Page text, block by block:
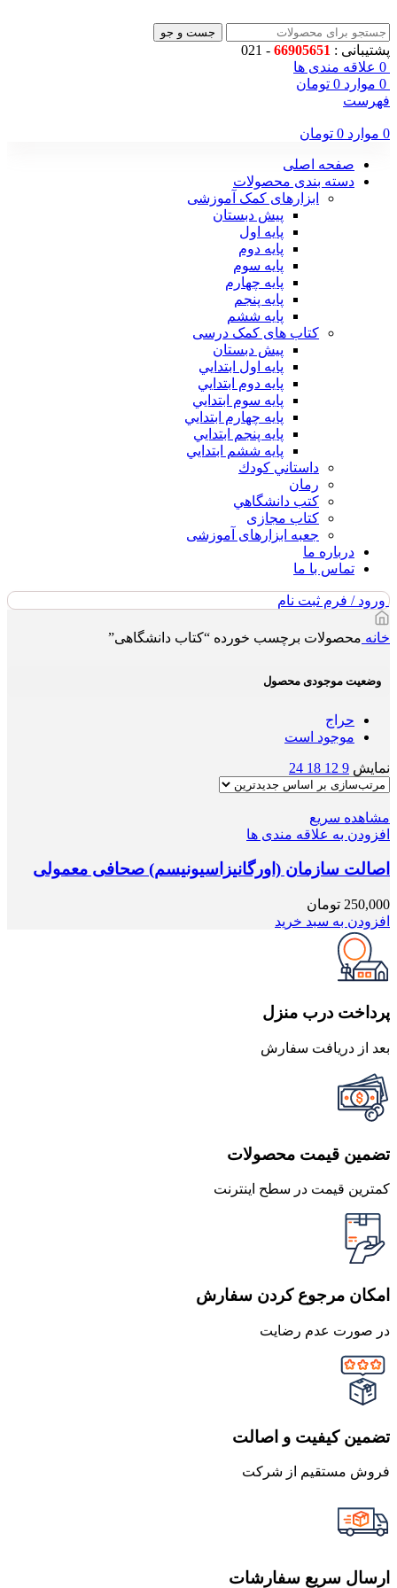
جست و جو
پشتیبانی : 66905651
- 021
0 علاقه مندی ها
0 موارد 0 تومان
فهرست
0 موارد 0 تومان
صفحه اصلی
دسته بندی محصولات
ابزارهای کمک آموزشی
پیش دبستان
پایه اول
پایه دوم
پایه سوم
پایه چهارم
پايه پنجم
پایه ششم
کتاب های کمک درسی
پیش دبستان
پايه اول ابتدايي
پايه دوم ابتدايي
پايه سوم ابتدايي
پايه چهارم ابتدايي
پايه پنجم ابتدايي
پايه ششم ابتدايي
داستاني كودك
رمان
كتب دانشگاهي
کتاب مجازی
جعبه ابزارهای آموزشی
درباره ما
تماس با ما
ورود / فرم ثبت نام
خانه محصولات برچسب خورده “کتاب دانشگاهی”
وضعیت موجودی محصول
حراج
موجود است
نمایش 9
12
18
24
مشاهده سریع
افزودن به علاقه مندی ها
اصالت سازمان (اورگانیزاسیونیسم) صحافی معمولی
250,000 تومان
افزودن به سبد خرید
پرداخت درب منزل
بعد از دریافت سفارش
تضمین قیمت محصولات
کمترین قیمت در سطح اینترنت
امکان مرجوع کردن سفارش
در صورت عدم رضایت
تضمین کیفیت و اصالت
فروش مستقیم از شرکت
ارسال سریع سفارشات